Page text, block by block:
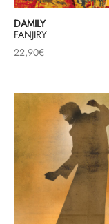
DAMILY
FANJIRY
22,90€